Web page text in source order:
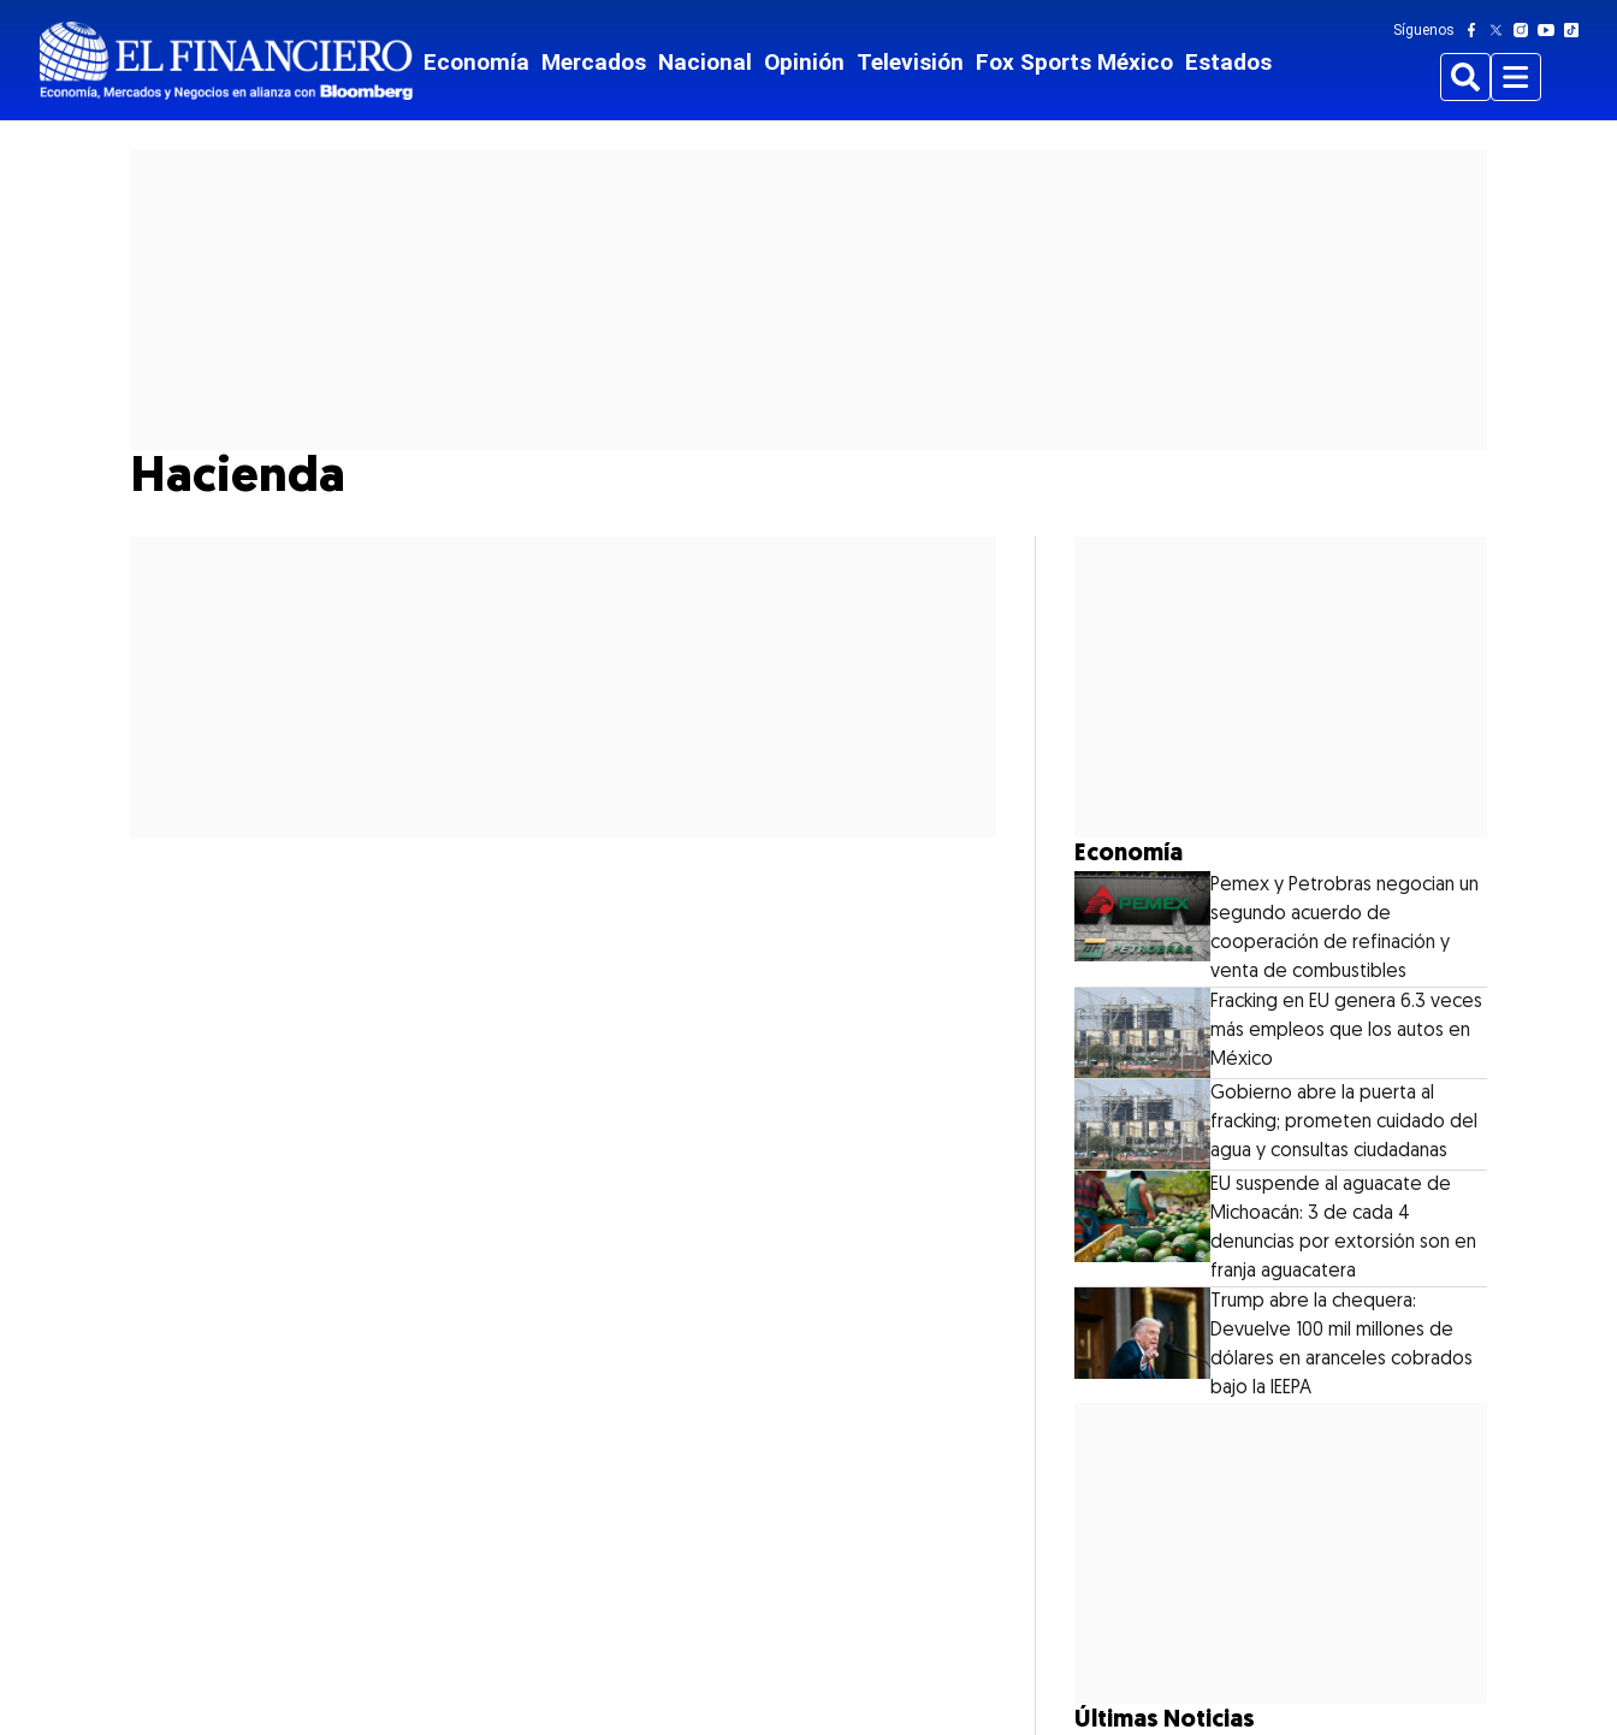
Economía Mercados Nacional Opinión Televisión Fox Sports México Estados
Síguenos
BuscarMenu
Hacienda
Economía
Pemex y Petrobras negocian un
segundo acuerdo de
cooperación de refinación y
venta de combustibles
Fracking en EU genera 6.3 veces
más empleos que los autos en
México
Gobierno abre la puerta al
fracking; prometen cuidado del
agua y consultas ciudadanas
EU suspende al aguacate de
Michoacán: 3 de cada 4
denuncias por extorsión son en
franja aguacatera
Trump abre la chequera:
Devuelve 100 mil millones de
dólares en aranceles cobrados
bajo la IEEPA
Últimas Noticias